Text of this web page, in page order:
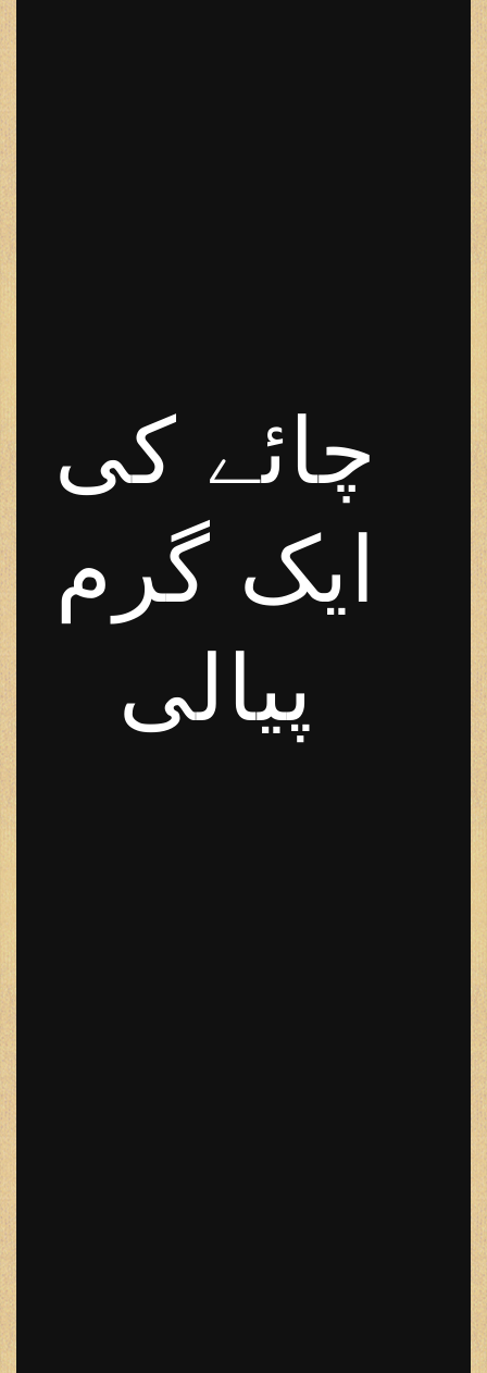
چائے کی
ایک گرم
پیالی